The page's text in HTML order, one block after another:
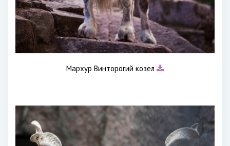
Мархур Винторогий козел